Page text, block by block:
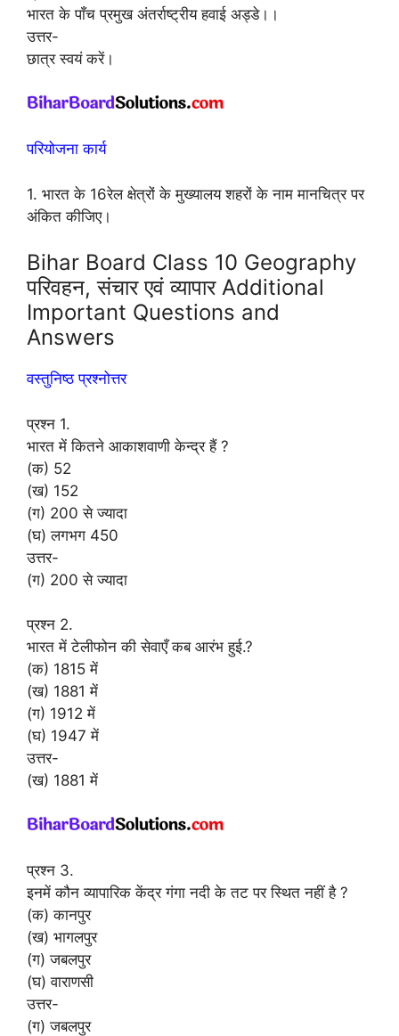
भारत के पाँच प्रमुख अंतर्राष्ट्रीय हवाई अड्डे।।
उत्तर-
छात्र स्वयं करें।
परियोजना कार्य
1. भारत के 16रेल क्षेत्रों के मुख्यालय शहरों के नाम मानचित्र पर
अंकित कीजिए।
Bihar Board Class 10 Geography
परिवहन, संचार एवं व्यापार Additional
Important Questions and
Answers
वस्तुनिष्ठ प्रश्नोत्तर
प्रश्न 1.
भारत में कितने आकाशवाणी केन्द्र हैं ?
(क) 52
(ख) 152
(ग) 200 से ज्यादा
(घ) लगभग 450
उत्तर-
(ग) 200 से ज्यादा
प्रश्न 2.
भारत में टेलीफोन की सेवाएँ कब आरंभ हुई.?
(क) 1815 में
(ख) 1881 में
(ग) 1912 में
(घ) 1947 में
उत्तर-
(ख) 1881 में
प्रश्न 3.
इनमें कौन व्यापारिक केंद्र गंगा नदी के तट पर स्थित नहीं है ?
(क) कानपुर
(ख) भागलपुर
(ग) जबलपुर
(घ) वाराणसी
उत्तर-
(ग) जबलपुर